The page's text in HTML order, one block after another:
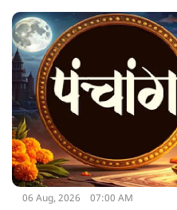
06 Aug, 2026 07:00 AM